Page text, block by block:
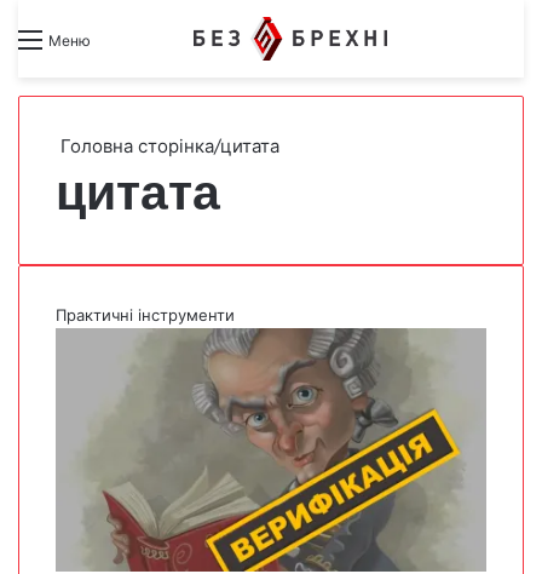
Меню Search forSwitch skin
Головна сторінка/цитата
цитата
Практичні інструменти